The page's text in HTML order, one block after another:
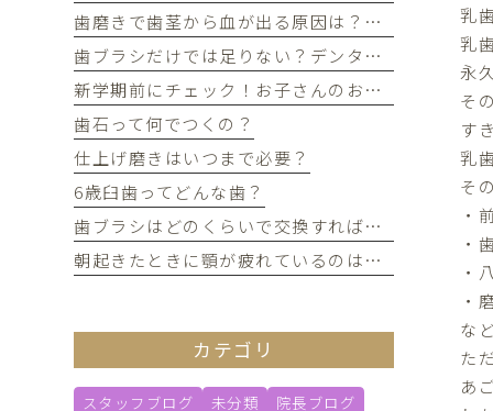
乳
乳
永
そ
す
乳
そ
・
・
・
・
な
た
あ
歯磨きで歯茎から血が出る原因は？痛みがなくても受診すべき判断基準
歯ブラシだけでは足りない？デンタルフロスを使うメリット
新学期前にチェック！お子さんのお口の健康、大丈夫？
歯石って何でつくの？
仕上げ磨きはいつまで必要？
6歳臼歯ってどんな歯？
歯ブラシはどのくらいで交換すればいい？
朝起きたときに顎が疲れているのは歯ぎしりが原因？
カテゴリ
スタッフブログ 未分類 院長ブログ